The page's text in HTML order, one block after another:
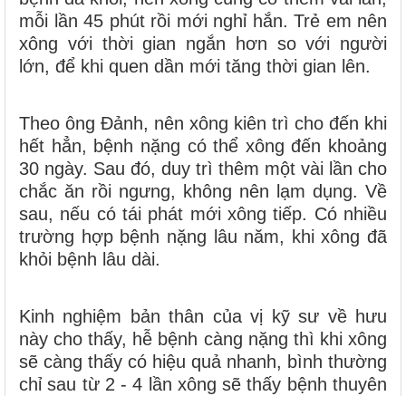
mỗi lần 45 phút rồi mới nghỉ hắn. Trẻ em nên
xông với thời gian ngắn hơn so với người
lớn, để khi quen dần mới tăng thời gian lên.
Theo ông Đảnh, nên xông kiên trì cho đến khi
hết hẳn, bệnh nặng có thể xông đến khoảng
30 ngày. Sau đó, duy trì thêm một vài lần cho
chắc ăn rồi ngưng, không nên lạm dụng. Về
sau, nếu có tái phát mới xông tiếp. Có nhiều
trường hợp bệnh nặng lâu năm, khi xông đã
khỏi bệnh lâu dài.
Kinh nghiệm bản thân của vị kỹ sư về hưu
này cho thấy, hễ bệnh càng nặng thì khi xông
sẽ càng thấy có hiệu quả nhanh, bình thường
chỉ sau từ 2 - 4 lần xông sẽ thấy bệnh thuyên